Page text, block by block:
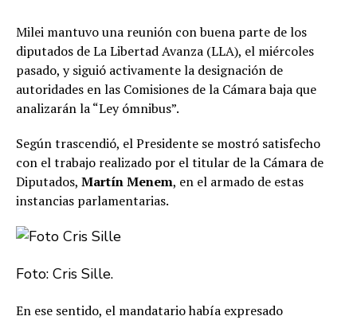
Milei mantuvo una reunión con buena parte de los
diputados de La Libertad Avanza (LLA), el miércoles
pasado, y siguió activamente la designación de
autoridades en las Comisiones de la Cámara baja que
analizarán la “Ley ómnibus”.
Según trascendió, el Presidente se mostró satisfecho
con el trabajo realizado por el titular de la Cámara de
Diputados, Martín Menem, en el armado de estas
instancias parlamentarias.
Foto: Cris Sille.
En ese sentido, el mandatario había expresado